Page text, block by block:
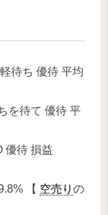
待ち 優待 平均
を待て 優待 平
優待 損益
【 空売り の